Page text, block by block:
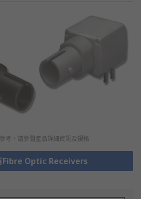
考，請參閲產品詳細資訊及規格
Fibre Optic Receivers